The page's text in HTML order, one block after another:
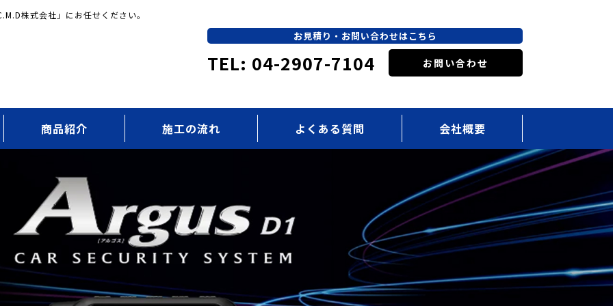
株式会社」にお任せください。
お見積り・お問い合わせはこちら
TEL: 04-2907-7104 お問い合わせ
商品紹介 施工の流れ よくある質問 会社概要